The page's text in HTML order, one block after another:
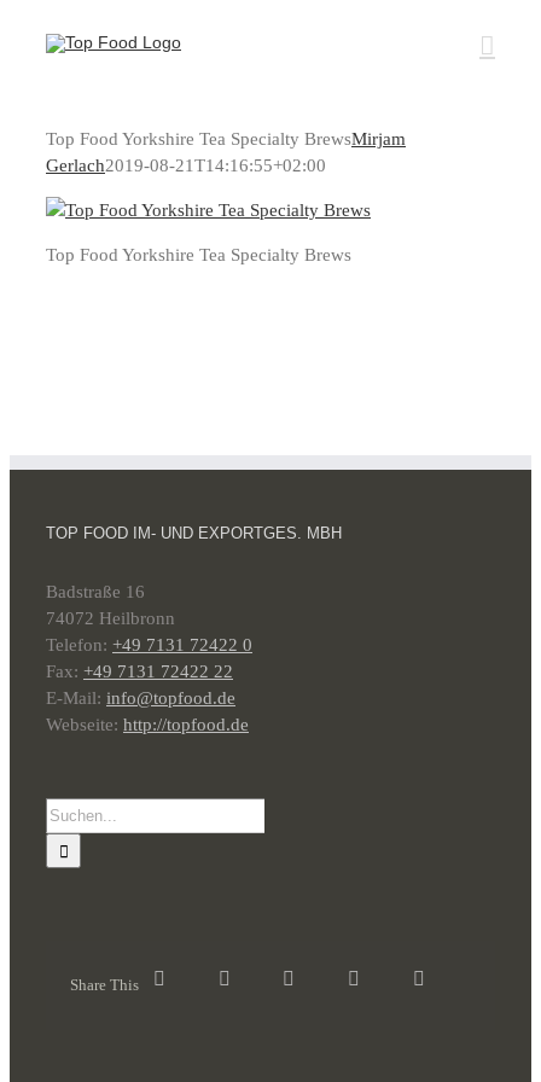
Inhalt
Top Food Yorkshire Tea Specialty BrewsMirjam
Gerlach2019-08-21T14:16:55+02:00
Top Food Yorkshire Tea Specialty Brews
TOP FOOD IM- UND EXPORTGES. MBH
Badstraße 16
74072 Heilbronn
Telefon: +49 7131 72422 0
Fax: +49 7131 72422 22
E-Mail: info@topfood.de
Webseite: http://topfood.de
Suche
nach:
Share This